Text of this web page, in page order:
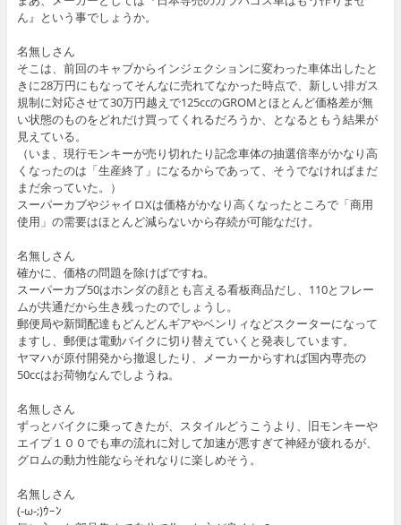
ん』という事でしょうか。
名無しさん
そこは、前回のキャブからインジェクションに変わった車体出したと
きに28万円にもなってそんなに売れてなかった時点で、新しい排ガス
規制に対応させて30万円越えで125ccのGROMとほとんど価格差が無
い状態のものをどれだけ買ってくれるだろうか、となるともう結果が
見えている。
（いま、現行モンキーが売り切れたり記念車体の抽選倍率がかなり高
くなったのは「生産終了」になるからであって、そうでなければまだ
まだ余っていた。）
スーパーカブやジャイロXは価格がかなり高くなったところで「商用
使用」の需要はほとんど減らないから存続が可能なだけ。
名無しさん
確かに、価格の問題を除けばですね。
スーパーカブ50はホンダの顔とも言える看板商品だし、110とフレー
ムが共通だから生き残ったのでしょうし。
郵便局や新聞配達もどんどんギアやベンリィなどスクーターになって
ますし、郵便は電動バイクに切り替えていくと発表しています。
ヤマハが原付開発から撤退したり、メーカーからすれば国内専売の
50ccはお荷物なんでしようね。
名無しさん
ずっとバイクに乗ってきたが、スタイルどうこうより、旧モンキーや
エイプ１００でも車の流れに対して加速が悪すぎて神経が疲れるが、
グロムの動力性能ならそれなりに楽しめそう。
名無しさん
(-ω-;)ｳｰﾝ